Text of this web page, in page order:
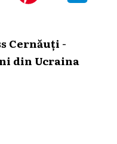
Cernăuți -
din Ucraina